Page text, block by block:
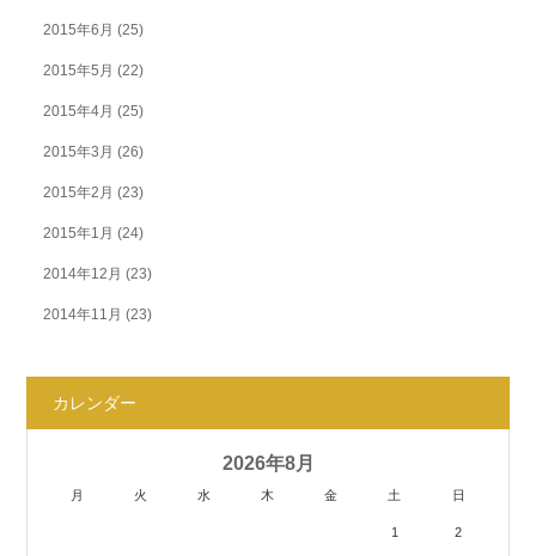
2015年6月 (25)
2015年5月 (22)
2015年4月 (25)
2015年3月 (26)
2015年2月 (23)
2015年1月 (24)
2014年12月 (23)
2014年11月 (23)
カレンダー
2026年8月
月 火 水 木 金 土 日
1 2